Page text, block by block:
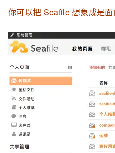
你可以把 Seafile 想象成是面